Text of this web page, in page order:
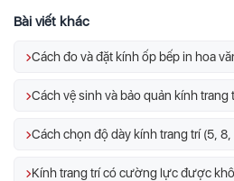
Bài viết khác
Cách đo và đặt kính ốp bếp in hoa
Cách vệ sinh và bảo quản kính trang
Cách chọn độ dày kính trang trí (5,